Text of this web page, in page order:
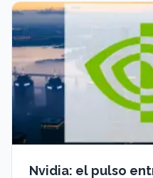
Nvidia: el pulso